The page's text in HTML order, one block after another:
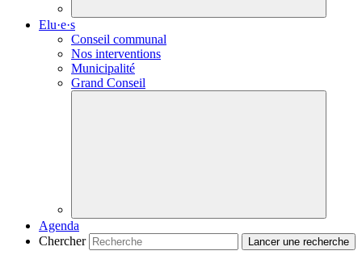
Elu·e·s
Conseil communal
Nos interventions
Municipalité
Grand Conseil
Agenda
Chercher